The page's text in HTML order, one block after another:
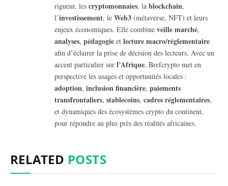
rigueur, les cryptomonnaies, la blockchain,
l’investissement, le Web3 (métaverse, NFT) et leurs
enjeux économiques. Elle combine veille marché,
analyses, pédagogie et lecture macro/réglementaire
afin d’éclairer la prise de décision des lecteurs. Avec un
accent particulier sur l’Afrique, Brefcrypto met en
perspective les usages et opportunités locales :
adoption, inclusion financière, paiements
transfrontaliers, stablecoins, cadres réglementaires,
et dynamiques des écosystèmes crypto du continent,
pour répondre au plus près des réalités africaines.
RELATED POSTS